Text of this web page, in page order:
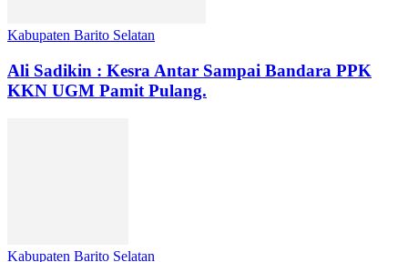
Kabupaten Barito Selatan
Ali Sadikin : Kesra Antar Sampai Bandara PPK
KKN UGM Pamit Pulang.
Kabupaten Barito Selatan